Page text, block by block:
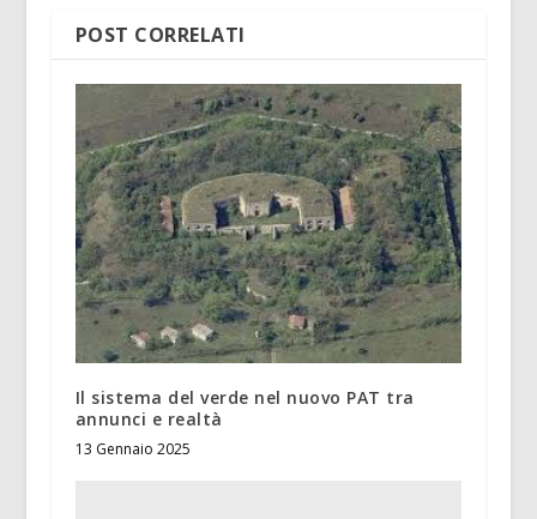
POST CORRELATI
Il sistema del verde nel nuovo PAT tra
annunci e realtà
13 Gennaio 2025